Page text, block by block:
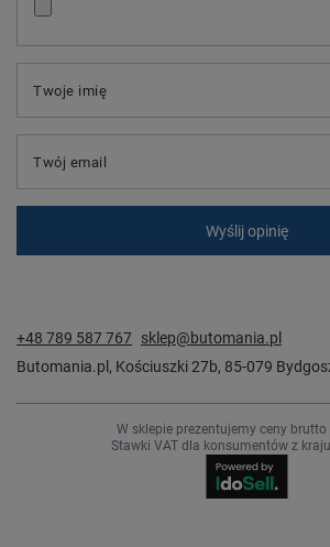
Twoje imię
Twój email
Wyślij opinię
+48 789 587 767 sklep@butomania.pl
Butomania.pl , Kościuszki 27b, 85-079
W sklepie prezentujemy ceny brutto
Stawki VAT dla konsumentów z